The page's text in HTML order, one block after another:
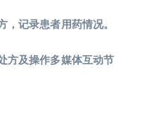
记录患者用药情况。
方及操作多媒体互动节